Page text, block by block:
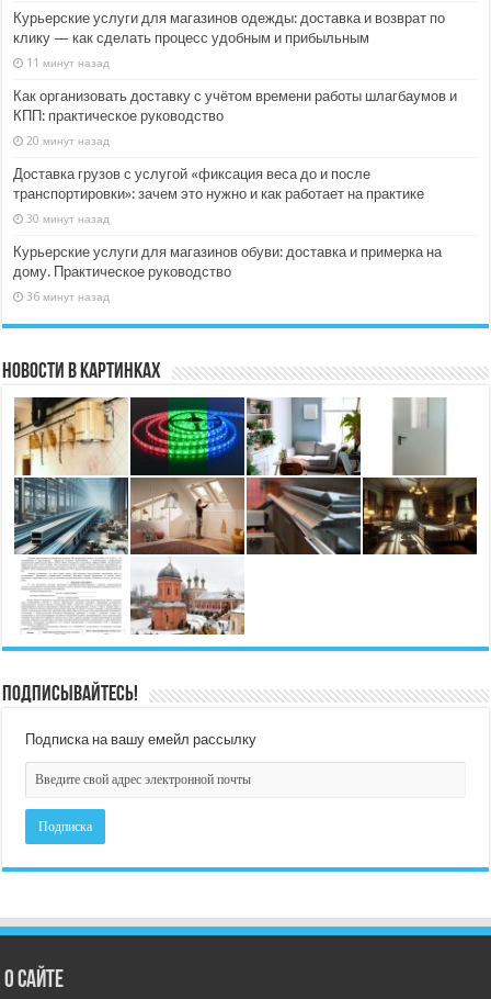
Курьерские услуги для магазинов одежды: доставка и возврат по
клику — как сделать процесс удобным и прибыльным
11 минут назад
Как организовать доставку с учётом времени работы шлагбаумов и
КПП: практическое руководство
20 минут назад
Доставка грузов с услугой «фиксация веса до и после
транспортировки»: зачем это нужно и как работает на практике
30 минут назад
Курьерские услуги для магазинов обуви: доставка и примерка на
дому. Практическое руководство
36 минут назад
Новости в картинках
Подписывайтесь!
Подписка на вашу емейл рассылку
О сайте